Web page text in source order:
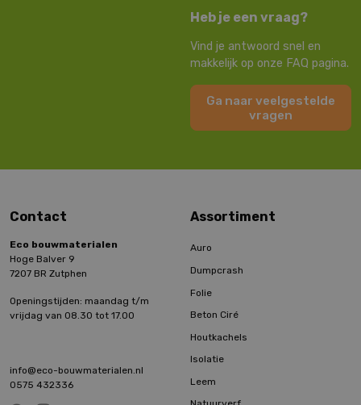
Heb je een vraag?
Vind je antwoord snel en
makkelijk op onze FAQ pagina.
Ga naar veelgestelde
vragen
Contact
Eco bouwmaterialen
Hoge Balver 9
7207 BR Zutphen
Openingstijden: maandag t/m
vrijdag van 08.30 tot 17.00
info@eco-bouwmaterialen.nl
0575 432336
Assortiment
Auro
Dumpcrash
Folie
Beton Ciré
Houtkachels
Isolatie
Leem